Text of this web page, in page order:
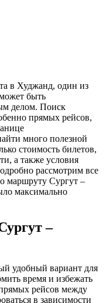
быть
делом. Поиск
прямых рейсов,
много полезной
стоимость билетов,
а также условия
рассмотрим все
маршруту Сургут –
максимально
–
удобный вариант для
время и избежать
рейсов между
в зависимости